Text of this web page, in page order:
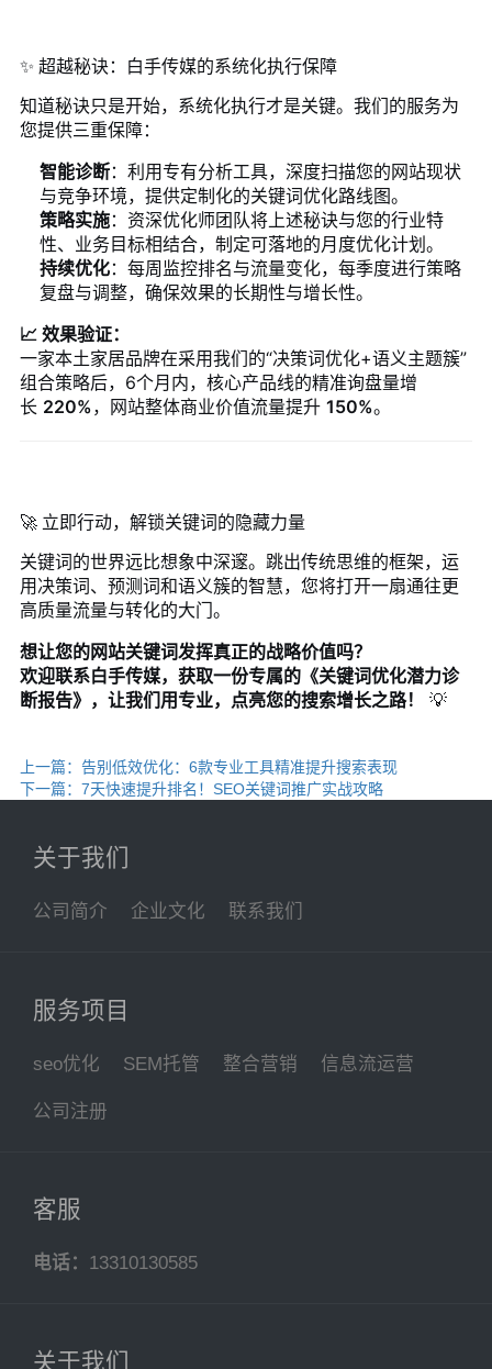
✨ 超越秘诀：白手传媒的系统化执行保障
知道秘诀只是开始，系统化执行才是关键。我们的服务为
您提供三重保障：
智能诊断：利用专有分析工具，深度扫描您的网站现状
与竞争环境，提供定制化的关键词优化路线图。
策略实施：资深优化师团队将上述秘诀与您的行业特
性、业务目标相结合，制定可落地的月度优化计划。
持续优化：每周监控排名与流量变化，每季度进行策略
复盘与调整，确保效果的长期性与增长性。
📈 效果验证：
一家本土家居品牌在采用我们的“决策词优化+语义主题簇”
组合策略后，6个月内，核心产品线的精准询盘量增
长 220%，网站整体商业价值流量提升 150%。
🚀 立即行动，解锁关键词的隐藏力量
关键词的世界远比想象中深邃。跳出传统思维的框架，运
用决策词、预测词和语义簇的智慧，您将打开一扇通往更
高质量流量与转化的大门。
想让您的网站关键词发挥真正的战略价值吗？
欢迎联系白手传媒，获取一份专属的《关键词优化潜力诊
断报告》，让我们用专业，点亮您的搜索增长之路！
💡
上一篇：告别低效优化：6款专业工具精准提升搜索表现
下一篇：7天快速提升排名！SEO关键词推广实战攻略
关于我们
公司简介 企业文化 联系我们
服务项目
seo优化 SEM托管 整合营销 信息流运营
公司注册
客服
电话： 13310130585
关于我们